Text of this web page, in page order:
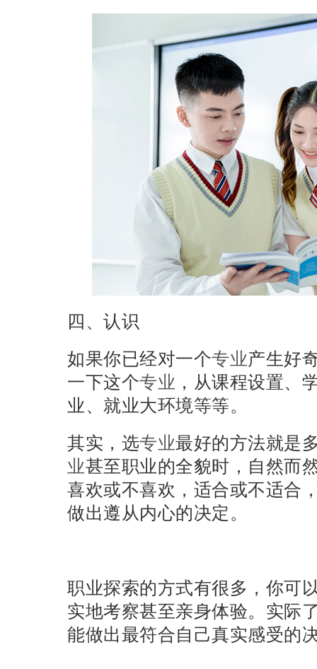
四、认识
如果你已经对一个专业产生好
一下这个专业 ，从课程设置、
业、就业大环境等等。
其实，选专业最好的方法就是
业甚至职业的全貌时，自然而
喜欢或不喜欢，适合或不适合
做出遵从内心的决定。
职业探索的方式有很多，你可
实地考察甚至亲身体验。实际
能做出最符合自己真实感受的